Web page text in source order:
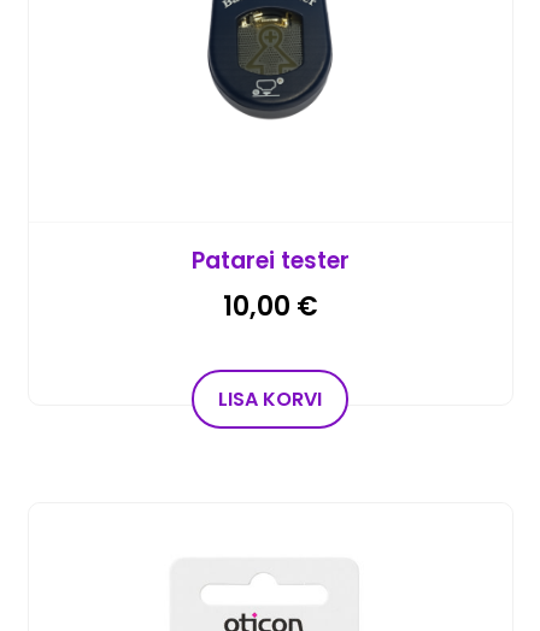
Patarei tester
10,00 €
LISA KORVI